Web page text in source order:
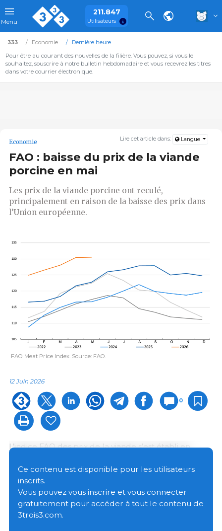
Menu
211.847
Utilisateurs
333 Economie
Dernière heure
Pour être au courant des nouvelles de la filière. Vous pouvez, si vous le
souhaitez, souscrire à notre bulletin hebdomadaire et vous recevrez les titres
dans votre courrier électronique.
Lire cet article dans: Langue
Economie
FAO : baisse du prix de la viande
porcine en mai
Les prix de la viande porcine ont reculé,
principalement en raison de la baisse des prix dans
l’Union européenne.
FAO Meat Price Index. Source: FAO.
12 Juin 2026
0
L’indice FAO des prix de la viande s’est établi en
pratiquement inchangé (+0,1 %) par rapport à sa
valeur révisée d’avril, mais affichant une hausse de
7,7 points (+6,3 %) par rapport au niveau enregistré
un an auparavant. L’augmentation des cours de la
viande bovine et ovine, ainsi qu’une légère hausse
Ce contenu est disponible pour les utilisateurs
inscrits.
Vous pouvez vous inscrire et vous connecter
gratuitement pour accéder à tout le contenu de
3trois3.com.